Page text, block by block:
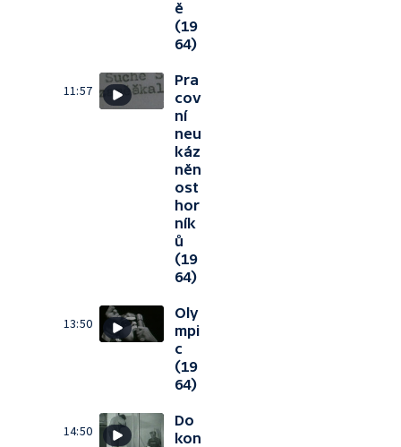
ě
(19
64)
11:57
Pra
cov
ní
neu
káz
něn
ost
hor
ník
ů
(19
64)
13:50
Oly
mpi
c
(19
64)
14:50
Do
kon